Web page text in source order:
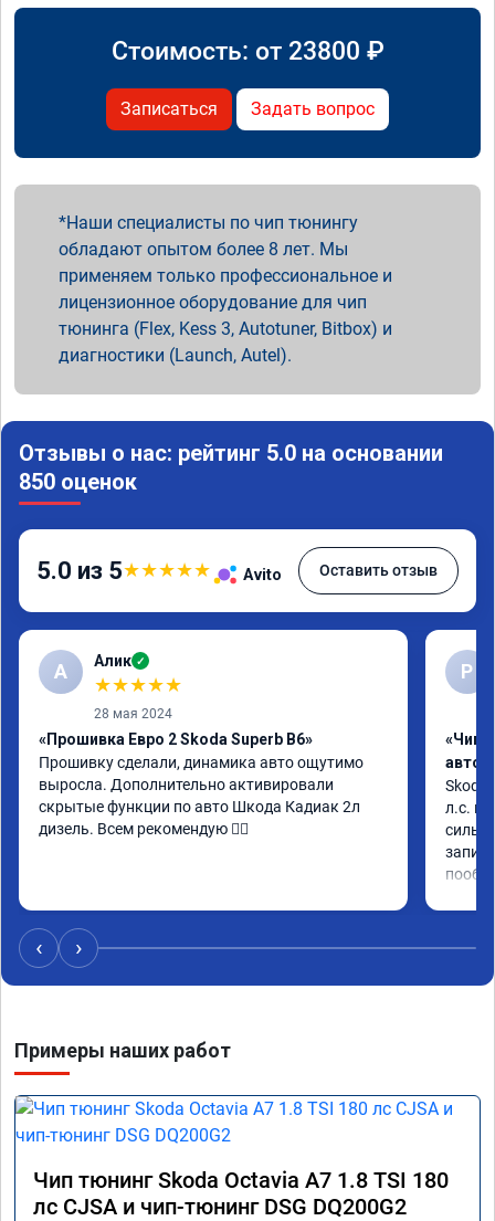
Стоимость: от 23800 ₽
Записаться Задать вопрос
Наши специалисты по чип тюнингу
обладают опытом более 8 лет. Мы
применяем только профессиональное и
лицензионное оборудование для чип
тюнинга (Flex, Kess 3, Autotuner, Bitbox) и
диагностики (Launch, Autel).
Отзывы о нас: рейтинг 5.0 на основании
850 оценок
5.0 из 5★★★★★ Avito Оставить отзыв
А Алик ✓
★★★★★
28 мая 2024
«Прошивка Евро 2 Skoda Superb B6»
Прошивку сделали, динамика авто ощутимо
выросла. Дополнительно активировали
скрытые функции по авто Шкода Кадиак 2л
дизель. Всем рекомендую 👍🏼
Р
«Чип
Skoda
л.с.
‹ ›
Примеры наших работ
Чип тюнинг Skoda Octavia A7 1.8 TSI 180
лс CJSA и чип-тюнинг DSG DQ200G2